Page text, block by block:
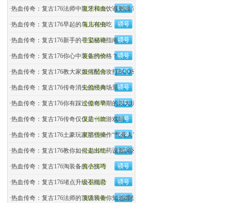
复古传奇
·热血传奇：复古176法师中龍牙和血饮谁更强？
复古传奇
·热血传奇：复古176早起的鸟儿有虫吃
公益传奇
·热血传奇：复古176新手的寻宝秘籍指南
复古传奇
·热血传奇：复古176你心中装备的价格？
复古传奇
·热血传奇：复古176教大家如何配合攻打BOOS
公益传奇
·热血传奇：复古176传奇消失的经典场景
公益传奇
·热血传奇：复古176你有踩过传奇早期的四大坑吗？
复古传奇
·热血传奇：复古176传奇仅仅是一款游戏吗
复古传奇
·热血传奇：复古176土豪玩家那些操作“气死人"
公益传奇
·热血传奇：复古176教你如何走出红药设置误区
复古传奇
·热血传奇：复古176淘装备的小技巧
公益传奇
·热血传奇：复古176堵点升级不能忍
复古传奇
·热血传奇：复古176法师的顶级装备你知道哪些